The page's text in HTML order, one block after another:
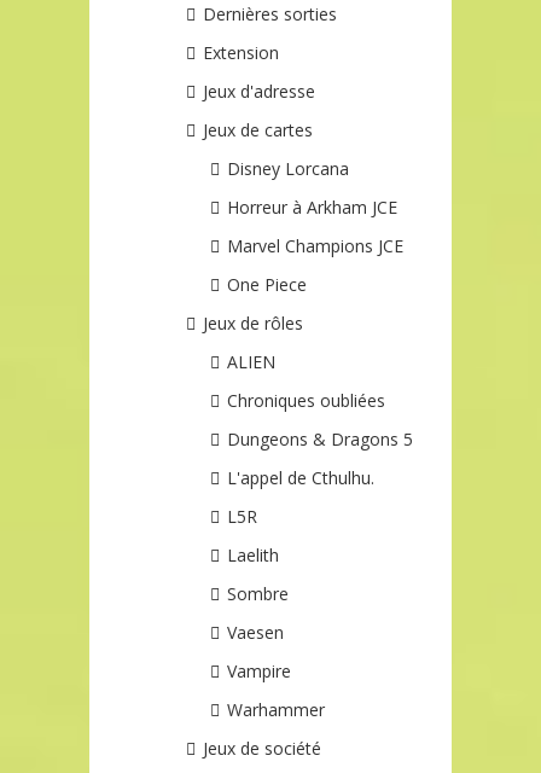
Dernières sorties
Extension
Jeux d'adresse
Jeux de cartes
Disney Lorcana
Horreur à Arkham JCE
Marvel Champions JCE
One Piece
Jeux de rôles
ALIEN
Chroniques oubliées
Dungeons & Dragons 5
L'appel de Cthulhu.
L5R
Laelith
Sombre
Vaesen
Vampire
Warhammer
Jeux de société